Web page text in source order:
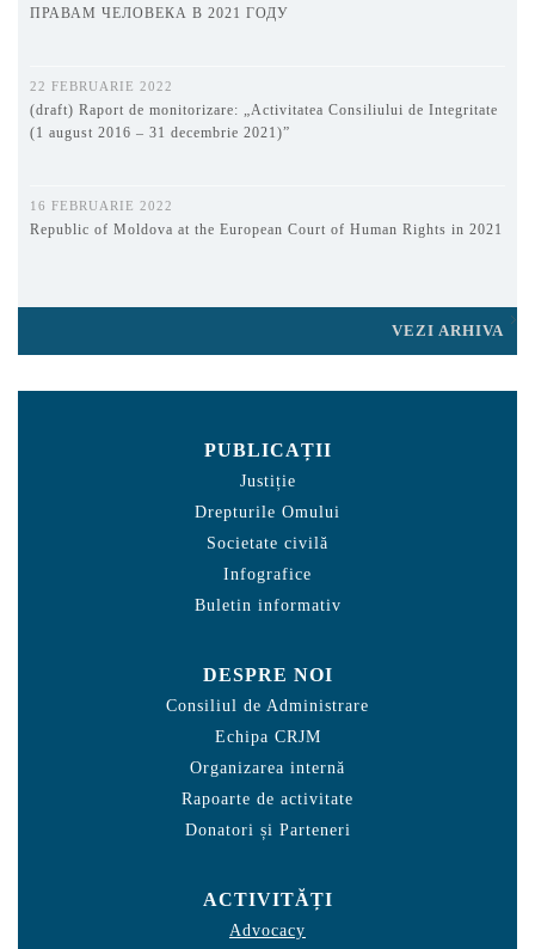
ПРАВАМ ЧЕЛОВЕКА В 2021 ГОДУ
22 FEBRUARIE 2022
(draft) Raport de monitorizare: „Activitatea Consiliului de Integritate
(1 august 2016 – 31 decembrie 2021)”
16 FEBRUARIE 2022
Republic of Moldova at the European Court of Human Rights in 2021
VEZI ARHIVA
PUBLICAȚII
Justiție
Drepturile Omului
Societate civilă
Infografice
Buletin informativ
DESPRE NOI
Consiliul de Administrare
Echipa CRJM
Organizarea internă
Rapoarte de activitate
Donatori și Parteneri
ACTIVITĂȚI
Advocacy